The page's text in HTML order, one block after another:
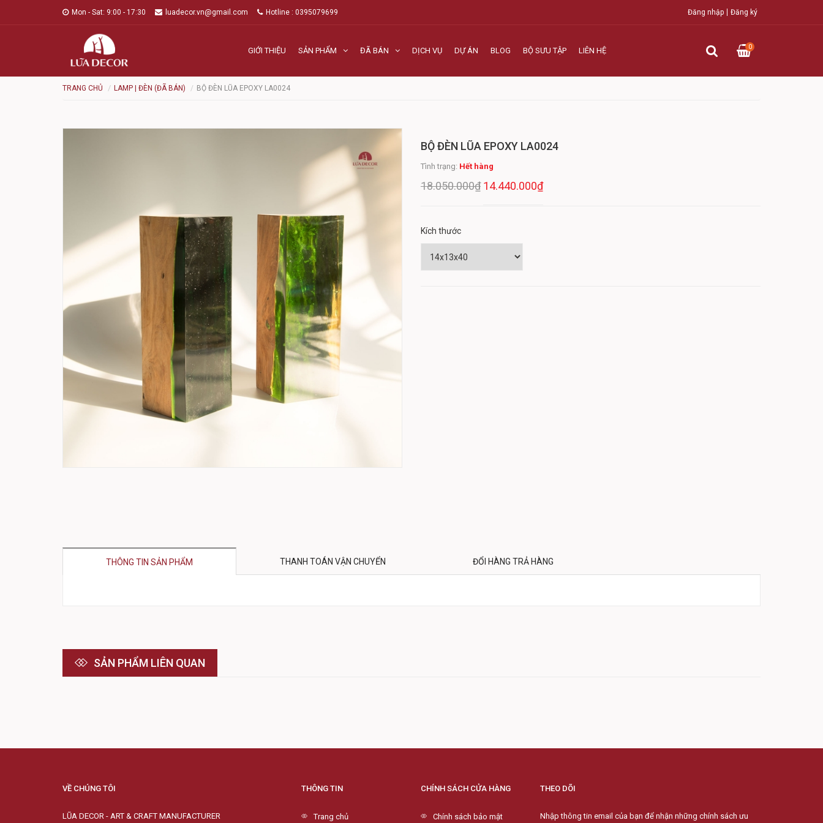
Mon - Sat: 9:00 - 17:30 luadecor.vn@gmail.com Hotline : 0395079699 Đăng nhập Đăng ký
GIỚI THIỆU SẢN PHẨM ĐÃ BÁN DỊCH VỤ DỰ ÁN BLOG BỘ SƯU TẬP LIÊN HỆ 0
TRANG CHỦ LAMP | ĐÈN (ĐÃ BÁN) BỘ ĐÈN LŨA EPOXY LA0024
BỘ ĐÈN LŨA EPOXY LA0024
Tình trạng: Hết hàng
18.050.000₫ 14.440.000₫
Kích thước
THÔNG TIN SẢN PHẨM THANH TOÁN VẬN CHUYỂN ĐỔI HÀNG TRẢ HÀNG
SẢN PHẨM LIÊN QUAN
VỀ CHÚNG TÔI
LŨA DECOR - ART & CRAFT MANUFACTURER
THÔNG TIN
Trang chủ
CHÍNH SÁCH CỬA HÀNG
Chính sách bảo mật
THEO DÕI
Nhập thông tin email của bạn để nhận những chính sách ưu